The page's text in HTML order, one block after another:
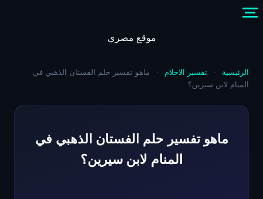
موقع مصري
الرئيسية - تفسير الاحلام -
ماهو تفسير حلم الفستان الذهبي في
المنام لابن سيرين؟
ماهو تفسير حلم الفستان الذهبي في
المنام لابن سيرين؟